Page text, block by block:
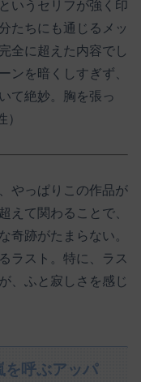
いうセリフが強く印
たちにも通じるメッ
全に超えた内容でし
ンを暗くしすぎず、
て絶妙。胸を張っ
やっぱりこの作品が
えて関わることで、
跡がたまらない。
ラスト。特に、ラス
、ふと寂しさを感じ
を呼ぶアッパ